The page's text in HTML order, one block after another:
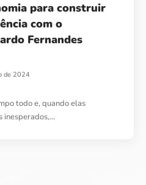
para construir
com o
Fernandes
de 2024
todo e, quando elas
inesperados,…